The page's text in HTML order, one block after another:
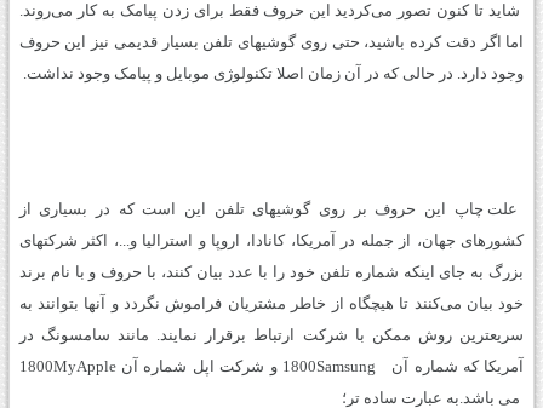
شاید تا کنون تصور میکردید این حروف فقط برای زدن پیامک به کار میروند.
اما اگر دقت کرده باشید، حتی روی گوشیهای تلفن بسیار قدیمی نیز این حروف
وجود دارد. در حالی که در آن زمان اصلا تکنولوژی موبایل و پیامک وجود نداشت.
علت چاپ این حروف بر روی گوشیهای تلفن این است که در بسیاری از
کشورهای جهان، از جمله در آمریکا، کانادا، اروپا و استرالیا و...، اکثر شرکتهای
بزرگ به جای اینکه شماره تلفن خود را با عدد بیان کنند، با حروف و با نام برند
خود بیان می‌کنند تا هیچگاه از خاطر مشتریان فراموش نگردد و آنها بتوانند به
سریعترین روش ممکن با شرکت ارتباط برقرار نمایند. مانند سامسونگ در
آمریکا که شماره آن 1800Samsung و شرکت اپل شماره آن 1800MyApple
می باشد.به عبارت ساده تر؛